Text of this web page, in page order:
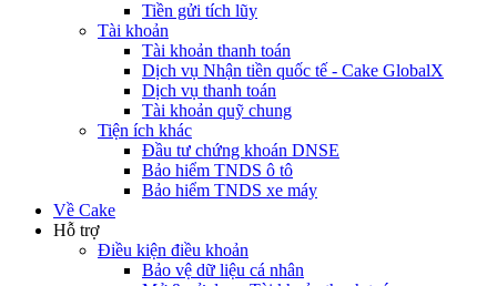
Tiền gửi tích lũy
Tài khoản
Tài khoản thanh toán
Dịch vụ Nhận tiền quốc tế - Cake GlobalX
Dịch vụ thanh toán
Tài khoản quỹ chung
Tiện ích khác
Đầu tư chứng khoán DNSE
Bảo hiểm TNDS ô tô
Bảo hiểm TNDS xe máy
Về Cake
Hỗ trợ
Điều kiện điều khoản
Bảo vệ dữ liệu cá nhân